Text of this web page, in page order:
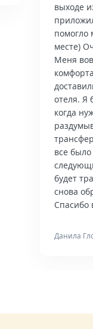
выходе
помогло
месте)
Меня
отеля. Я
когда
все
будет
снова
Спасибо
Данила